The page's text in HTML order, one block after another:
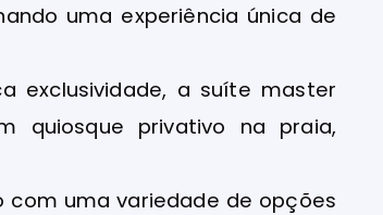
uma experiência única de
exclusividade, a suíte master
quiosque privativo na praia,
com uma variedade de opções